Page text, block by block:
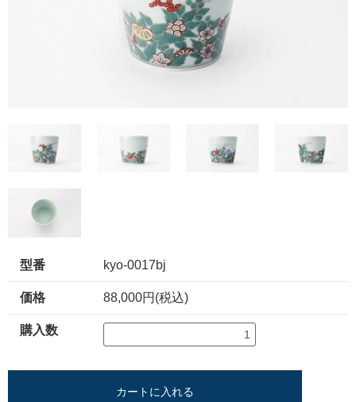
型番 kyo-0017bj
価格 88,000円(税込)
購入数
カートに入れる